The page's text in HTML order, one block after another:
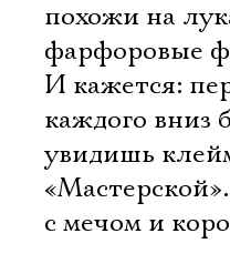
похожи на
фарфоровые
И кажется:
каждого вниз
увидишь
с мечом и